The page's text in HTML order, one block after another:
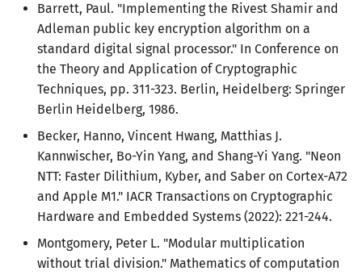
Barrett, Paul. "Implementing the Rivest Shamir and
Adleman public key encryption algorithm on a
standard digital signal processor." In Conference on
the Theory and Application of Cryptographic
Techniques, pp. 311-323. Berlin, Heidelberg: Springer
Berlin Heidelberg, 1986.
Becker, Hanno, Vincent Hwang, Matthias J.
Kannwischer, Bo-Yin Yang, and Shang-Yi Yang. "Neon
NTT: Faster Dilithium, Kyber, and Saber on Cortex-A72
and Apple M1." IACR Transactions on Cryptographic
Hardware and Embedded Systems (2022): 221-244.
Montgomery, Peter L. "Modular multiplication
without trial division." Mathematics of computation